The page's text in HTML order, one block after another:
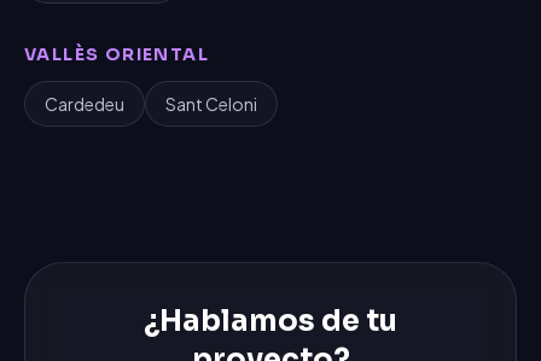
VALLÈS ORIENTAL
Cardedeu Sant Celoni
¿Hablamos de tu